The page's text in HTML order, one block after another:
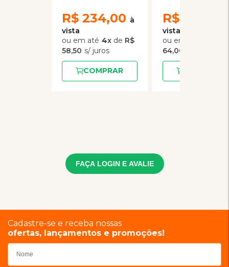
R$ 234,00
4x de R$
58,50
COMPRAR
R$
64,00
FAÇA LOGIN E AVALIE
Cadastre-se e receba nossas
ofertas, lançamentos e promoções!